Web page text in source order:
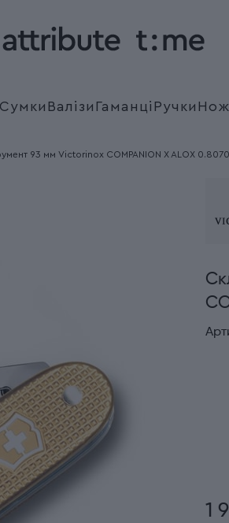
Сумки Валізи Гаманці Ручки
93 мм Victorinox COMPANION X ALOX
1